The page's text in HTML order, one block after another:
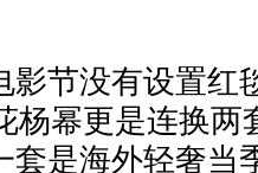
影节没有设置红
杨幂更是连换两
套是海外轻奢当